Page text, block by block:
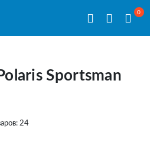
0
Sportsman
24